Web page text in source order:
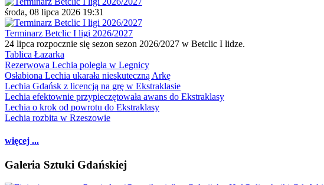
środa, 08 lipca 2026 19:31
Terminarz Betclic I ligi 2026/2027
24 lipca rozpocznie się sezon sezon 2026/2027 w Betclic I lidze.
Tablica Łazarka
Rezerwowa Lechia poległa w Legnicy
Osłabiona Lechia ukarała nieskuteczną Arkę
Lechia Gdańsk z licencją na grę w Ekstraklasie
Lechia efektownie przypieczętowała awans do Ekstraklasy
Lechia o krok od powrotu do Ekstraklasy
Lechia rozbita w Rzeszowie
więcej ...
Galeria Sztuki Gdańskiej